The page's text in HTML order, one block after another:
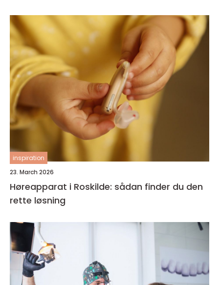
inspiration
23. March 2026
Høreapparat i Roskilde: sådan finder du den
rette løsning